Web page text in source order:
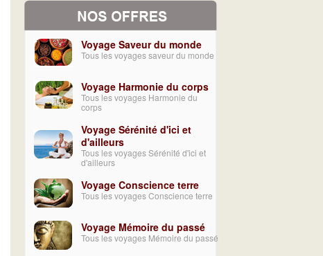
Voyage Saveur du monde
Tous les voyages saveur du monde
Voyage Harmonie du corps
Tous les voyages Harmonie du
corps
Voyage Sérénité d'ici et
d'ailleurs
Tous les voyages Sérénité d'ici et
d'ailleurs
Voyage Conscience terre
Tous les voyages Conscience terre
Voyage Mémoire du passé
Tous les voyages Mémoire du passé